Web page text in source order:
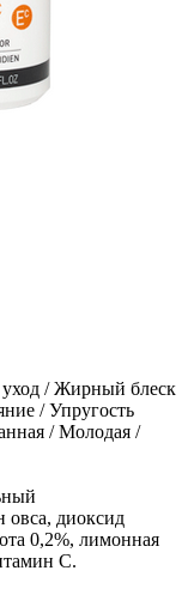
/ Жирный блеск
/ Упругость
/ Молодая /
овса, диоксид
0,2%, лимонная
С.